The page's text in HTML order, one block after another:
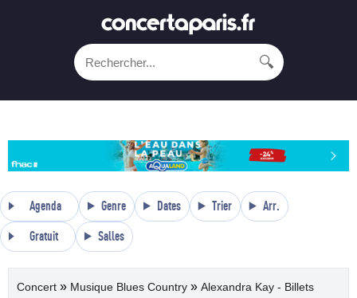
🔍
Agenda Genre Dates Trier Arr.
Gratuit Salles
Concert » Musique Blues Country » Alexandra Kay - Billets